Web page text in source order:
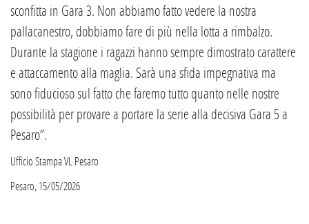
sconfitta in Gara 3. Non abbiamo fatto vedere la nostra
pallacanestro, dobbiamo fare di più nella lotta a rimbalzo.
Durante la stagione i ragazzi hanno sempre dimostrato carattere
e attaccamento alla maglia. Sarà una sfida impegnativa ma
sono fiducioso sul fatto che faremo tutto quanto nelle nostre
possibilità per provare a portare la serie alla decisiva Gara 5 a
Pesaro”.
Ufficio Stampa VL Pesaro
Pesaro, 15/05/2026